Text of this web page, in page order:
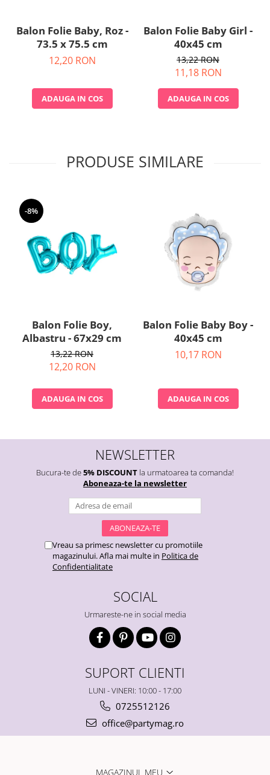
Balon Folie Baby, Roz -
73.5 x 75.5 cm
12,20 RON
ADAUGA IN COS
Balon Folie Baby Girl -
40x45 cm
13,22 RON
11,18 RON
ADAUGA IN COS
PRODUSE SIMILARE
-8%
Balon Folie Boy,
Albastru - 67x29 cm
13,22 RON
12,20 RON
ADAUGA IN COS
Balon Folie Baby Boy -
40x45 cm
10,17 RON
ADAUGA IN COS
NEWSLETTER
Bucura-te de5% DISCOUNT la urmatoarea ta comanda!
Aboneaza-te la newsletter
Vreau sa primesc newsletter cu promotiile
magazinului. Afla mai multe in Politica de
Confidentialitate
SOCIAL
Urmareste-ne in social media
SUPORT CLIENTI
LUNI - VINERI: 10:00 - 17:00
0725512126
office@partymag.ro
MAGAZINUL MEU